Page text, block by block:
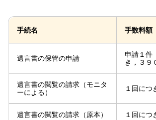
手続名 手数料額
遺言書の保管の申請
申請１件
き，３９
遺言書の閲覧の請求（モニタ
ーによる）
１回につ
遺言書の閲覧の請求（原本） １回につ